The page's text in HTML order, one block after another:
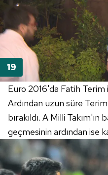
Euro 2016'da Fatih Terim
Ardından uzun süre
bırakıldı. A Milli
geçmesinin ardından ise